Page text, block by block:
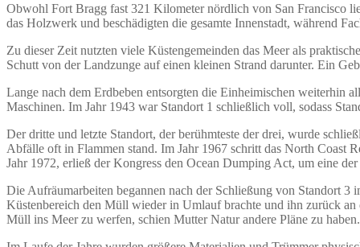
Obwohl Fort Bragg fast 321 Kilometer nördlich von San Francisco
das Holzwerk und beschädigten die gesamte Innenstadt, während
Zu dieser Zeit nutzten viele Küstengemeinden das Meer als
Schutt von der Landzunge auf einen kleinen Strand darunter. Ein
Lange nach dem Erdbeben entsorgten die Einheimischen weiterhin
Maschinen. Im Jahr 1943 war Standort 1 schließlich voll, sodass
Der dritte und letzte Standort, der berühmteste der drei, wurde
Abfälle oft in Flammen stand. Im Jahr 1967 schritt das North Coast
Jahr 1972, erließ der Kongress den Ocean Dumping Act, um eine
Die Aufräumarbeiten begannen nach der Schließung von Standort 3
Küstenbereich den Müll wieder in Umlauf brachte und ihn zurück
Müll ins Meer zu werfen, schien Mutter Natur andere Pläne zu haben.